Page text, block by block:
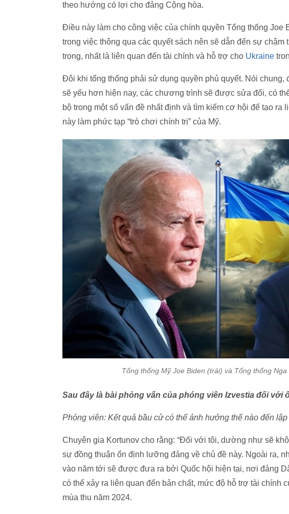
theo hướng có lợi cho đảng Cộng hòa.
Điều này làm cho công việc của chính quyền Tổng thống Joe
trong việc thông qua các quyết sách nên sẽ dẫn đến sự chậm
trọng, nhất là liên quan đến tài chính và hỗ trợ cho Ukraine
Đôi khi tổng thống phải sử dụng quyền phủ quyết. Nói chung,
sẽ yếu hơn hiện nay, các chương trình sẽ được sửa đổi, có
bộ trong một số vấn đề nhất định và tìm kiếm cơ hội để tạo ra
này làm phức tạp “trò chơi chính trị” của Mỹ.
Tổng thống Mỹ Joe Biden (trái) và Tổng thống
Sau đây là bài phỏng vấn của phóng viên Izvestia đối với
Phóng viên: Kết quả bầu cử có thể ảnh hưởng thế nào đến
Chuyên gia Kortunov cho rằng: “Đối với tôi, dường như sẽ
sự đồng thuận ổn định lưỡng đảng về chủ đề này. Ngoài ra,
vào năm tới sẽ được đưa ra bởi Quốc hội hiện tại, nơi đảng
có thể xảy ra liên quan đến bản chất, mức độ hỗ trợ tài chính
mùa thu năm 2024.